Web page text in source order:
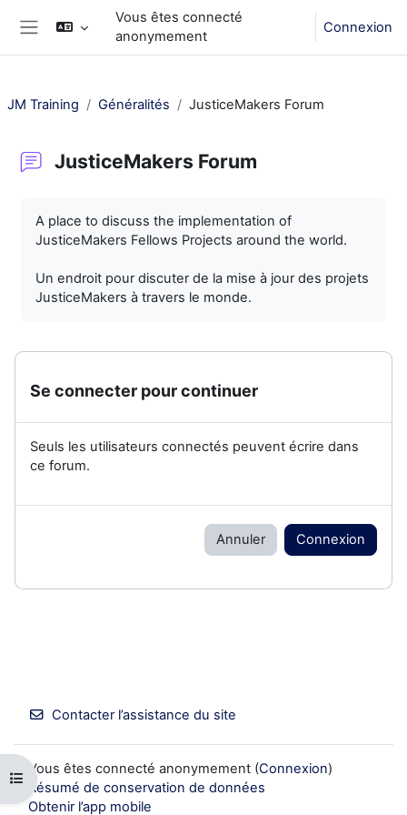
Passer au contenu principal
Panneau latéral
Vous êtes connecté
anonymement
Connexion
Ouvrir l’index du cours
JM Training Généralités JusticeMakers Forum
JusticeMakers Forum
A place to discuss the implementation of
JusticeMakers Fellows Projects around the world.
Un endroit pour discuter de la mise à jour des projets
JusticeMakers à travers le monde.
Se connecter pour continuer
Seuls les utilisateurs connectés peuvent écrire dans
ce forum.
Annuler Connexion
Contacter l’assistance du site
Vous êtes connecté anonymement (Connexion)
Résumé de conservation de données
Obtenir l’app mobile